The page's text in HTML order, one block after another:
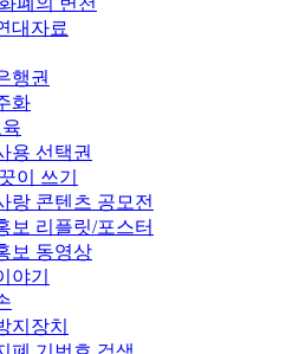
대자료
행권
화
용 선택권
이 쓰기
랑 콘텐츠 공모전
보 리플릿/포스터
보 동영상
야기
지장치